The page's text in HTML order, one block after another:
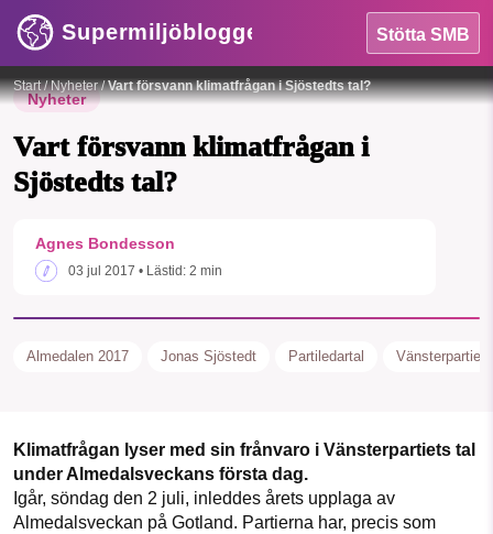
Supermiljöbloggen Stötta SMB
OM OSS
Sök Sparade inlägg Tipsa oss
Facebook Instagram BlueSky
Start/Nyheter/Vart försvann klimatfrågan i Sjöstedts tal?
Nyheter
Vart försvann klimatfrågan i
Sjöstedts tal?
Foto: Hugo Nabo
Agnes Bondesson
03 jul 2017 • Lästid: 2 min
Almedalen 2017 Jonas Sjöstedt Partiledartal Vänsterpartiet
Klimatfrågan lyser med sin frånvaro i Vänsterpartiets tal
under Almedalsveckans första dag.
Igår, söndag den 2 juli, inleddes årets upplaga av
Almedalsveckan på Gotland. Partierna har, precis som
SMB kämpar för en hållbar framtid. Sedan
drivit miljödebatten framåt genom
nyhetsbevakning och granskningar. Nu
Stötta vårt arbete genom att swisha en slant till
1231368703